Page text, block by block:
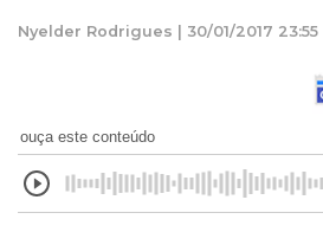
Nyelder Rodrigues | 30/01/2017 23:55
ouça este conteúdo